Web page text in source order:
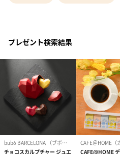
プレゼント検索結果